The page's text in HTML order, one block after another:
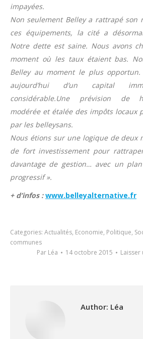
impayées.
Non seulement Belley a rattrapé son
ces équipements, la cité a
Notre dette est saine. Nous avons
moment où les taux étaient bas.
Belley au moment le plus
aujourd’hui d’un capital
considérable.Une prévision de
modérée et étalée des impôts locaux
par les belleysans.
Nous étions sur une logique de deux
de fort investissement pour
davantage de gestion… avec un
progressif ».
+ d’infos : www.belleyalternative.fr
Categories: Actualités, Economie, Politique,
communes
Par Léa 14 octobre 2015 Laisser
Author: Léa